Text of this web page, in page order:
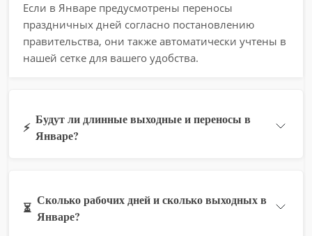
Если в Январе предусмотрены переносы
праздничных дней согласно постановлению
правительства, они также автоматически учтены в
нашей сетке для вашего удобства.
⚡
Будут ли длинные выходные и переносы в
Январе?
⏳
Сколько рабочих дней и сколько выходных в
Январе?